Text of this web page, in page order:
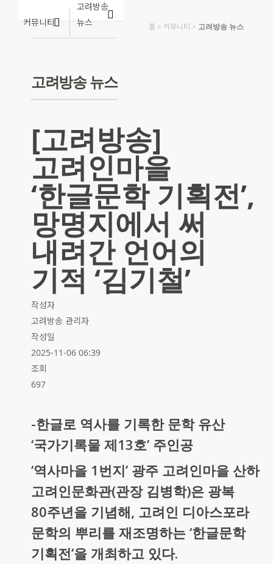
커뮤니티
고려방송
뉴스
홈 > 커뮤니티 > 고려방송 뉴스
고려방송 뉴스
[고려방송]
고려인마을
‘한글문학 기획전’,
망명지에서 써
내려간 언어의
기적 ‘김기철’
작성자
고려방송 관리자
작성일
2025-11-06 06:39
조회
697
-한글로 역사를 기록한 문학 유산
‘국가기록물 제13호’ 주인공
‘역사마을 1번지’ 광주 고려인마을 산하
고려인문화관(관장 김병학)은 광복
80주년을 기념해, 고려인 디아스포라
문학의 뿌리를 재조명하는 ‘한글문학
기획전’을 개최하고 있다.